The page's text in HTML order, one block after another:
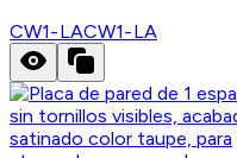
CW1-LACW1-LA